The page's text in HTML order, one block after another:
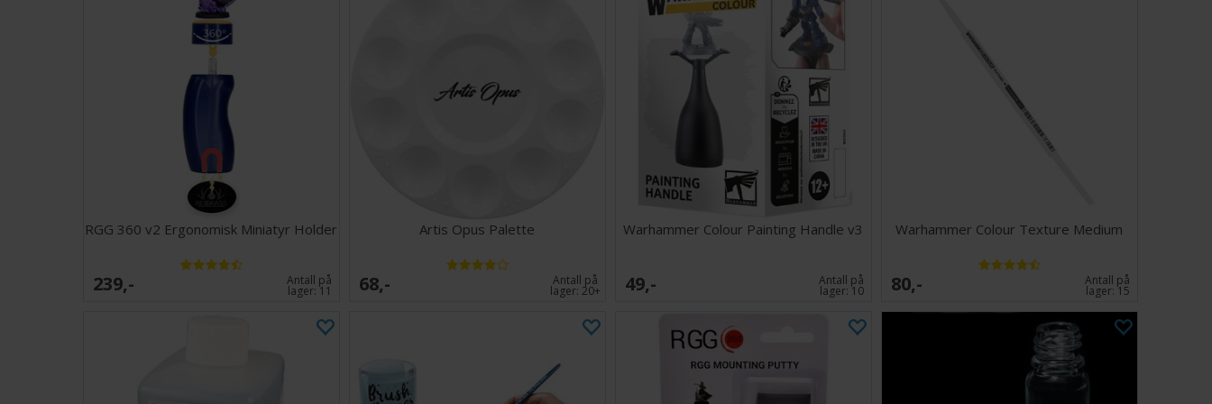
RGG 360 v2 Ergonomisk Miniatyr Holder
239,- Antall på
lager: 11
Artis Opus Palette
68,- Antall på
lager:20+
Warhammer Colour Painting Handle v3
49,- Antall på
lager: 10
Warhammer Colour Texture Medium
80,- Antall på
lager: 15